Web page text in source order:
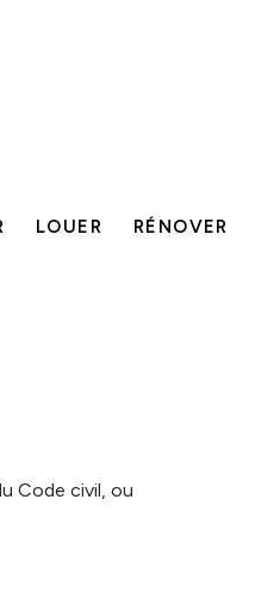
LOUER RÉNOVER
Code civil, ou